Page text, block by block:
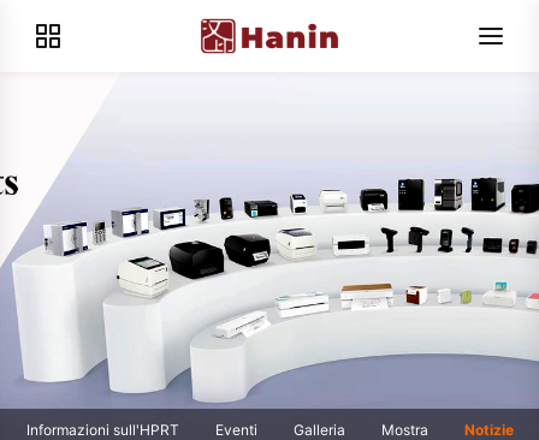
Informazioni sull'HPRT Eventi Galleria Mostra
Notizie